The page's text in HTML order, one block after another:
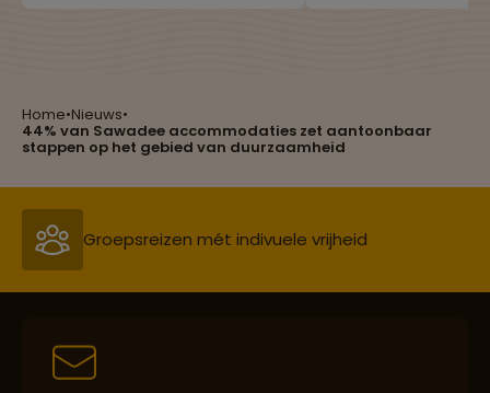
Home•Nieuws•
44% van Sawadee accommodaties zet aantoonbaar
stappen op het gebied van duurzaamheid
Reizen met oog voor mens, cultuur en milieu
Groepsreizen mét indivuele vrijheid
Persoonlijk en deskundig reisadvies